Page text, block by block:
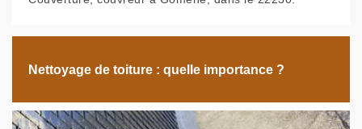
Nettoyage de toiture : quelle importance ?